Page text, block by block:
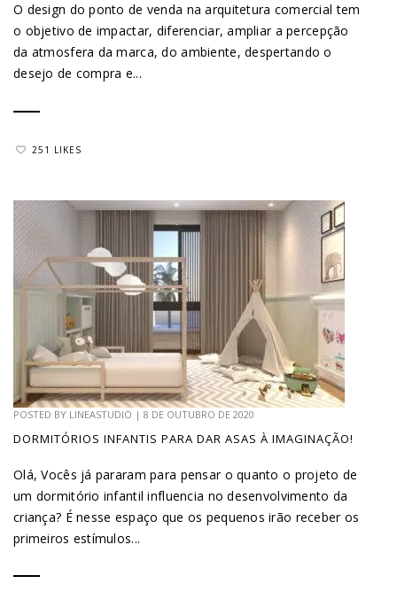
O design do ponto de venda na arquitetura comercial tem
o objetivo de impactar, diferenciar, ampliar a percepção
da atmosfera da marca, do ambiente, despertando o
desejo de compra e...
251 LIKES
POSTED BY LINEASTUDIO | 8 DE OUTUBRO DE 2020
DORMITÓRIOS INFANTIS PARA DAR ASAS À IMAGINAÇÃO!
Olá, Vocês já pararam para pensar o quanto o projeto de
um dormitório infantil influencia no desenvolvimento da
criança? É nesse espaço que os pequenos irão receber os
primeiros estímulos...